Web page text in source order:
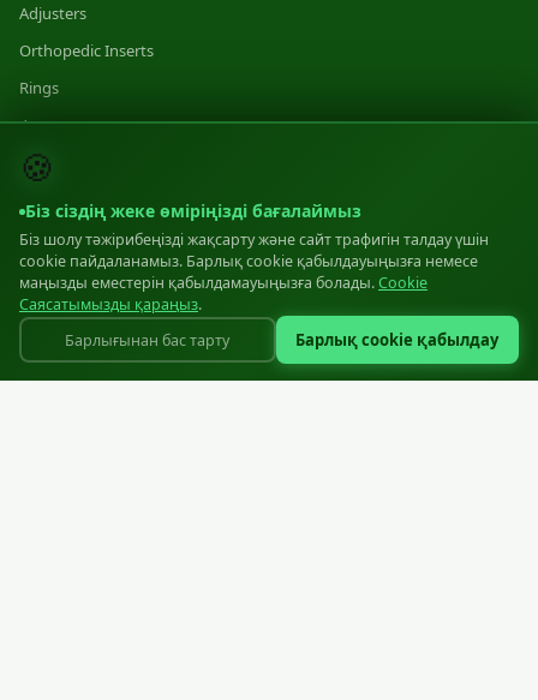
Adjusters
Orthopedic Inserts
Rings
Фурнитура
Category 1
Category 2
Category 3
ӨНДІРІС
Өндіріс
Equipment
🍪
Біз сіздің жеке өміріңізді бағалаймыз
Біз шолу тәжірибеңізді жақсарту және сайт трафигін талдау үшін
cookie пайдаланамыз. Барлық cookie қабылдауыңызға немесе
маңызды еместерін қабылдамауыңызға болады.Cookie
Саясатымызды қараңыз.
Барлығынан бас тарту
Барлық cookie қабылдау